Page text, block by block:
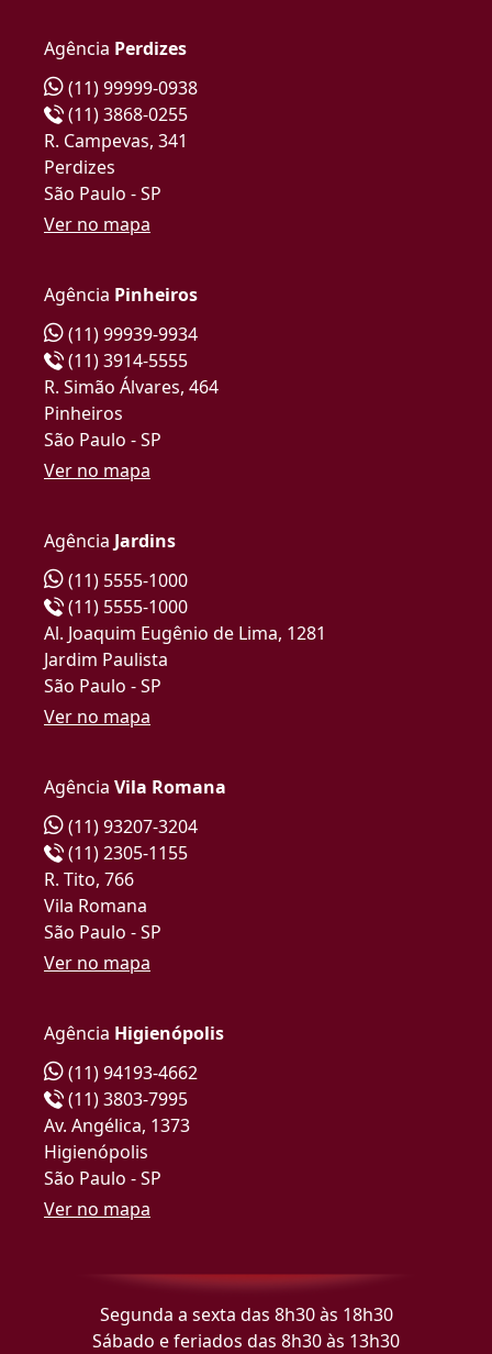
Agência Perdizes
(11) 99999-0938
(11) 3868-0255
R. Campevas, 341
Perdizes
São Paulo - SP
Ver no mapa
Agência Pinheiros
(11) 99939-9934
(11) 3914-5555
R. Simão Álvares, 464
Pinheiros
São Paulo - SP
Ver no mapa
Agência Jardins
(11) 5555-1000
(11) 5555-1000
Al. Joaquim Eugênio de Lima, 1281
Jardim Paulista
São Paulo - SP
Ver no mapa
Agência Vila Romana
(11) 93207-3204
(11) 2305-1155
R. Tito, 766
Vila Romana
São Paulo - SP
Ver no mapa
Agência Higienópolis
(11) 94193-4662
(11) 3803-7995
Av. Angélica, 1373
Higienópolis
São Paulo - SP
Ver no mapa
Segunda a sexta das 8h30 às 18h30
Sábado e feriados das 8h30 às 13h30